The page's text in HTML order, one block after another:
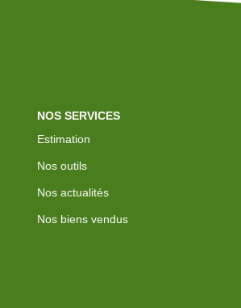
NOS SERVICES
Estimation
Nos outils
Nos actualités
Nos biens vendus